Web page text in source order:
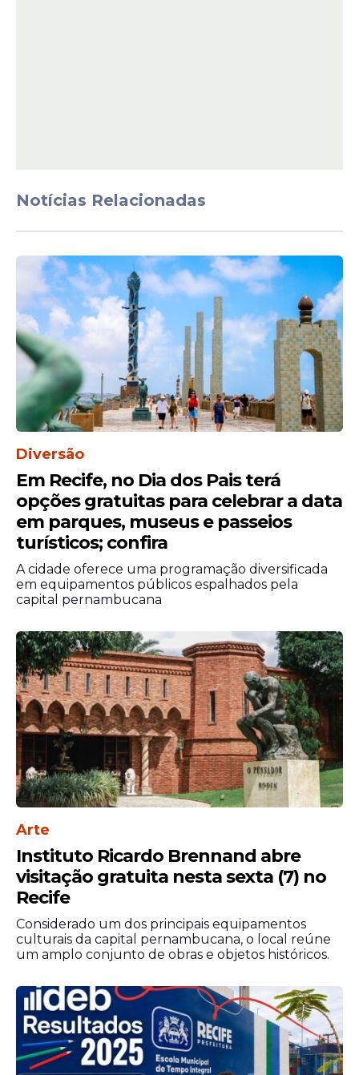
“A Casa do Povo de uma capital com 1,5
milhão de habitantes, uma das mais
importantes do País, precisa de uma sede
à altura de sua relevância e da população
que representa”.
Notícias Relacionadas
Diversão
Em Recife, no Dia dos Pais terá
opções gratuitas para celebrar a data
em parques, museus e passeios
turísticos; confira
A cidade oferece uma programação diversificada
em equipamentos públicos espalhados pela
capital pernambucana
Arte
Instituto Ricardo Brennand abre
visitação gratuita nesta sexta (7) no
Recife
Considerado um dos principais equipamentos
culturais da capital pernambucana, o local reúne
um amplo conjunto de obras e objetos históricos.